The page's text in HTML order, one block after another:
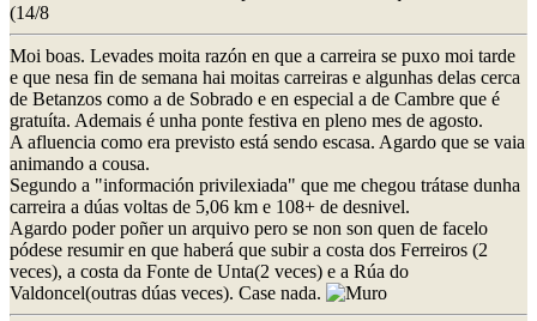
(14/8
Moi boas. Levades moita razón en que a carreira se puxo moi tarde
e que nesa fin de semana hai moitas carreiras e algunhas delas cerca
de Betanzos como a de Sobrado e en especial a de Cambre que é
gratuíta. Ademais é unha ponte festiva en pleno mes de agosto.
A afluencia como era previsto está sendo escasa. Agardo que se vaia
animando a cousa.
Segundo a "información privilexiada" que me chegou trátase dunha
carreira a dúas voltas de 5,06 km e 108+ de desnivel.
Agardo poder poñer un arquivo pero se non son quen de facelo
pódese resumir en que haberá que subir a costa dos Ferreiros (2
veces), a costa da Fonte de Unta(2 veces) e a Rúa do
Valdoncel(outras dúas veces). Case nada.